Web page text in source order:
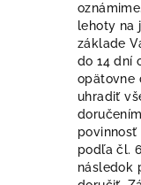
lehoty na
základe
do 14 dní
opätovne
uhradiť
povinnosť
podľa čl.
následok